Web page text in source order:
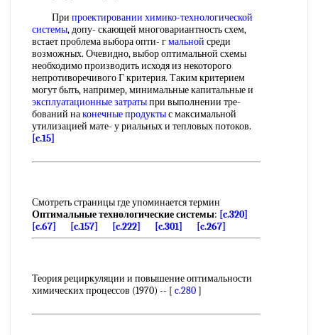
При проектировании химико-технологической
системы, допу- скающей многовариантность схем,
встает проблема выбора опти- гмальной среди
возможных. Очевидно, выбор оптимальной схемы
необходимо производить исходя из некоторого
непротиворечивого Г критерия. Таким критерием
могут быть, например, минимальные капитальные и
эксплуатационные затратыпри выполнении тре-
бований наконечные продуктыс максимальной
утилизацией мате- у риальных и тепловых потоков.
[c.15]
Смотреть страницы где упоминается термин
Оптимальные технологические системы: [c.320]
[c.67]
[c.157] [c.222] [c.301] [c.267]
Теория рециркуляции и повышение оптимальности
химических процессов (1970) -- [ c.280]